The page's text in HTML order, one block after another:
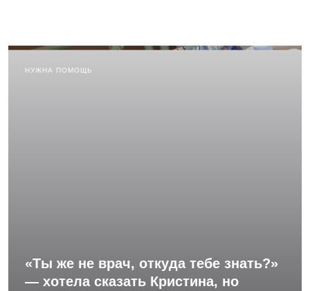
НУЖНА ПОМОЩЬ
«Ты же не врач, откуда тебе знать?»
— хотела сказать Кристина, но